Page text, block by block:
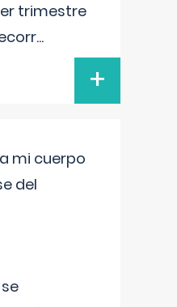
trimestre
...
+
mi cuerpo
del